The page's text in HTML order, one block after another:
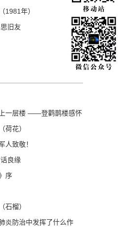
1981年）
旧友
一层楼 ——登鹳鹊楼感怀
荷花）
人致敬！
良缘
序
石榴）
炎防治中发挥了什么作